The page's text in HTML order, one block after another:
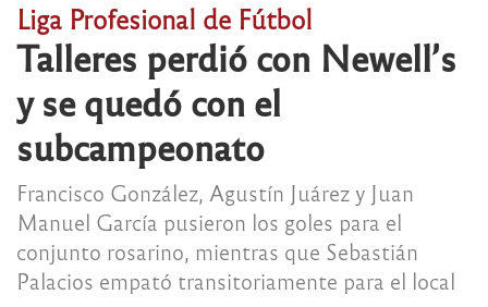
Liga Profesional de Fútbol
Talleres perdió con Newell’s
y se quedó con el
subcampeonato
Francisco González, Agustín Juárez y Juan
Manuel García pusieron los goles para el
conjunto rosarino, mientras que Sebastián
Palacios empató transitoriamente para el local